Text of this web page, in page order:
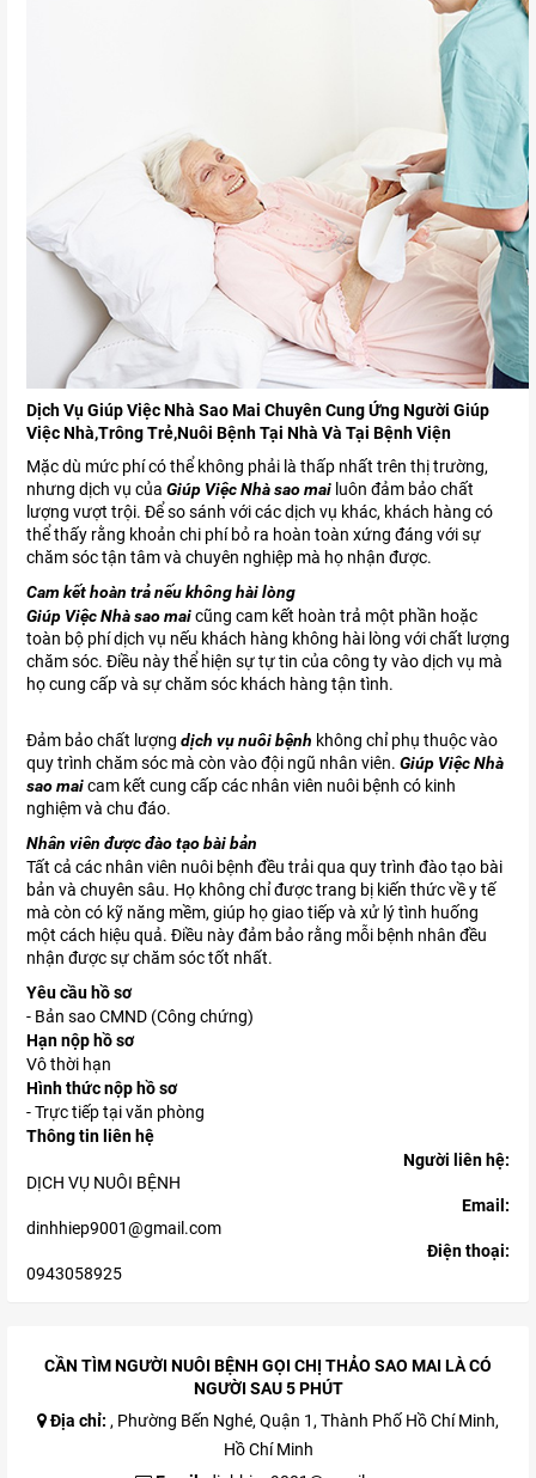
Dịch Vụ Giúp Việc Nhà Sao Mai Chuyên Cung Ứng Người Giúp
Việc Nhà,Trông Trẻ,Nuôi Bệnh Tại Nhà Và Tại Bệnh Viện
Mặc dù mức phí có thể không phải là thấp nhất trên thị trường,
nhưng dịch vụ của Giúp Việc Nhà sao mai luôn đảm bảo chất
lượng vượt trội. Để so sánh với các dịch vụ khác, khách hàng có
thể thấy rằng khoản chi phí bỏ ra hoàn toàn xứng đáng với sự
chăm sóc tận tâm và chuyên nghiệp mà họ nhận được.
Cam kết hoàn trả nếu không hài lòng
Giúp Việc Nhà sao maicũng cam kết hoàn trả một phần hoặc
toàn bộ phí dịch vụ nếu khách hàng không hài lòng với chất lượng
chăm sóc. Điều này thể hiện sự tự tin của công ty vào dịch vụ mà
họ cung cấp và sự chăm sóc khách hàng tận tình.
Đảm bảo chất lượng dịch vụ nuôi bệnh không chỉ phụ thuộc vào
quy trình chăm sóc mà còn vào đội ngũ nhân viên. Giúp Việc Nhà
sao maicam kết cung cấp các nhân viên nuôi bệnh có kinh
nghiệm và chu đáo.
Nhân viên được đào tạo bài bản
Tất cả các nhân viên nuôi bệnh đều trải qua quy trình đào tạo bài
bản và chuyên sâu. Họ không chỉ được trang bị kiến thức về y tế
mà còn có kỹ năng mềm, giúp họ giao tiếp và xử lý tình huống
một cách hiệu quả. Điều này đảm bảo rằng mỗi bệnh nhân đều
nhận được sự chăm sóc tốt nhất.
Yêu cầu hồ sơ
- Bản sao CMND (Công chứng)
Hạn nộp hồ sơ
Vô thời hạn
Hình thức nộp hồ sơ
- Trực tiếp tại văn phòng
Thông tin liên hệ
Người liên hệ:
DỊCH VỤ NUÔI BỆNH
Email:
dinhhiep9001@gmail.com
Điện thoại:
0943058925
CẦN TÌM NGƯỜI NUÔI BỆNH GỌI CHỊ THẢO SAO MAI LÀ CÓ
NGƯỜI SAU 5 PHÚT
Địa chỉ: , Phường Bến Nghé, Quận 1, Thành Phố Hồ Chí Minh,
Hồ Chí Minh